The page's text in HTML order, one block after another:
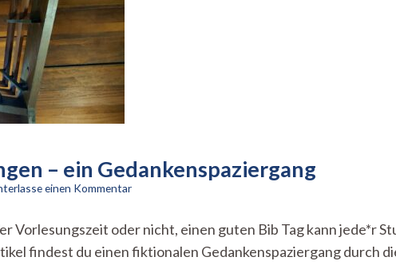
– ein Gedankenspaziergang
einen Kommentarzu
Tübingen
–
Vorlesungszeit oder nicht, einen guten Bib Tag kann jede*r
findest du einen fiktionalen Gedankenspaziergang durch